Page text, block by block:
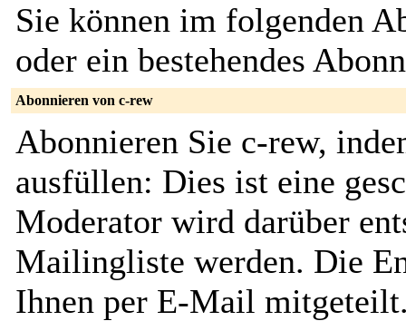
Sie können im folgenden
oder ein bestehendes
Abonnieren von c-rew
Abonnieren Sie c-rew,
ausfüllen: Dies ist eine
Moderator wird darüber
Mailingliste werden. Die
Ihnen per E-Mail